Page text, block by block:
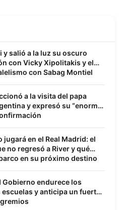
y salió a la luz su oscuro
con Vicky Xipolitakis y el
con Sabag Montiel
a la visita del papa
y expresó su “enorme
en el Real Madrid: el
no regresó a River y qué
en su próximo destino
Gobierno endurece los
y anticipa un fuerte